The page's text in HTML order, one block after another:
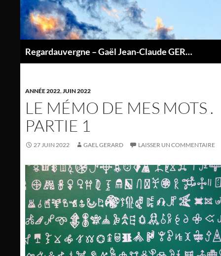
contenu
Regardauvergne – Gaël Jean-Claude GERARD
ANNÉE 2022,JUIN 2022
LE MÉMO DE MES MOTS .
PARTIE 1
27 JUIN 2022 GAEL GERARD LAISSER UN COMMENTAIRE